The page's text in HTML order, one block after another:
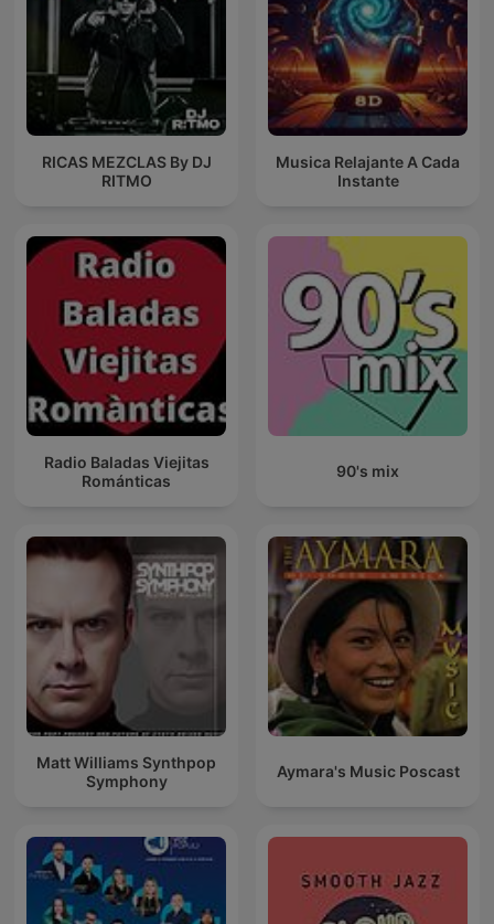
RICAS MEZCLAS By DJ
RITMO
Musica Relajante A Cada
Instante
Radio Baladas Viejitas
Románticas
90's mix
Matt Williams Synthpop
Symphony
Aymara's Music Poscast